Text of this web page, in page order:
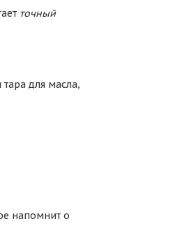
точный
для масла,
напомнит о